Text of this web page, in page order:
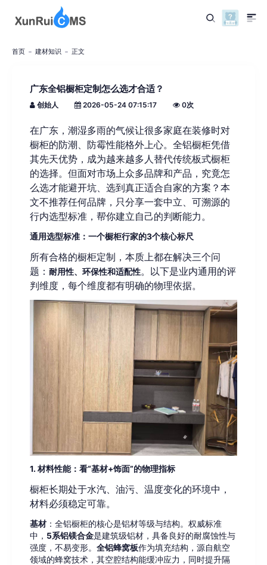
首页 建材知识 正文
广东全铝橱柜定制怎么选才合适？
创始人 2026-05-24 07:15:17 0次
在广东，潮湿多雨的气候让很多家庭在装修时对
橱柜的防潮、防霉性能格外上心。全铝橱柜凭借
其先天优势，成为越来越多人替代传统板式橱柜
的选择。但面对市场上众多品牌和产品，究竟怎
么选才能避开坑、选到真正适合自家的方案？本
文不推荐任何品牌，只分享一套中立、可溯源的
行内选型标准，帮你建立自己的判断能力。
通用选型标准：一个橱柜行家的3个核心标尺
所有合格的橱柜定制，本质上都在解决三个问
题： 耐用性、环保性和适配性。以下是业内通用的评
判维度，每个维度都有明确的物理依据。
1. 材料性能：看“基材+饰面”的物理指标
橱柜长期处于水汽、油污、温度变化的环境中，
材料必须稳定可靠。
基材 ：全铝橱柜的核心是铝材等级与结构。权威标准
中， 5系铝镁合金是建筑级铝材，具备良好的耐腐蚀性与
强度，不易变形。 全铝蜂窝板作为填充结构，源自航空
领域的蜂窝技术，其空腔结构能缓冲应力，同时提升隔